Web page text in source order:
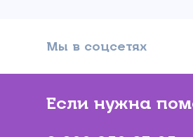
Мы в соцсетях
Если нужна